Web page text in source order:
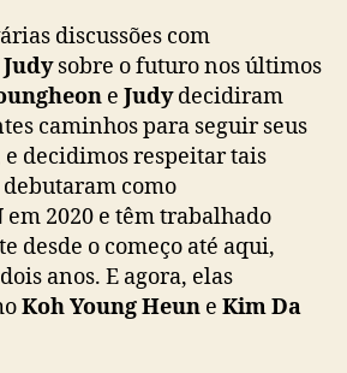
discussões com
Judysobre o futuro nos últimos
e Judydecidiram
caminhos para seguir seus
e decidimos respeitar tais
debutaram como
em 2020 e têm trabalhado
desde o começo até aqui,
anos. E agora, elas
Koh Young Heun e Kim Da